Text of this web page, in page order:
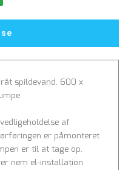
spildevand. 600 x
af
er påmonteret
er til at tage op.
nem el-installation